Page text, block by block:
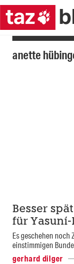
anette
Besser
für Yasuní-
Es geschehen noch
einstimmigen
gerhard dilger